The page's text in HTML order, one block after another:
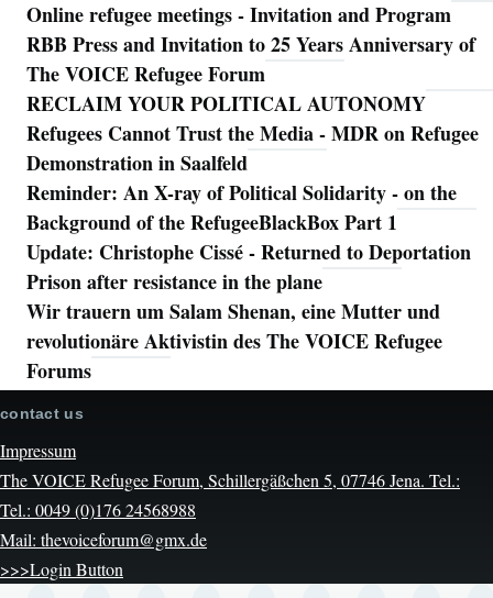
Online refugee meetings - Invitation and Program
RBB Press and Invitation to 25 Years Anniversary of
The VOICE Refugee Forum
RECLAIM YOUR POLITICAL AUTONOMY
Refugees Cannot Trust the Media - MDR on Refugee
Demonstration in Saalfeld
Reminder: An X-ray of Political Solidarity - on the
Background of the RefugeeBlackBox Part 1
Update: Christophe Cissé - Returned to Deportation
Prison after resistance in the plane
Wir trauern um Salam Shenan, eine Mutter und
revolutionäre Aktivistin des The VOICE Refugee
Forums
contact us
Impressum
The VOICE Refugee Forum, Schillergäßchen 5, 07746 Jena. Tel.:
Tel.: 0049 (0)176 24568988
Mail: thevoiceforum@gmx.de
>>>Login Button